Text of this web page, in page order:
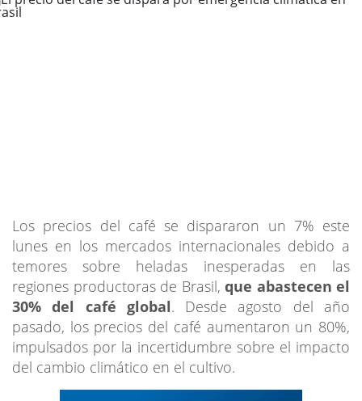
Los precios del café se dispararon un 7% este
lunes en los mercados internacionales debido a
temores sobre heladas inesperadas en las
regiones productoras de Brasil, que abastecen el
30% del café global. Desde agosto del año
pasado, los precios del café aumentaron un 80%,
impulsados por la incertidumbre sobre el impacto
del cambio climático en el cultivo.